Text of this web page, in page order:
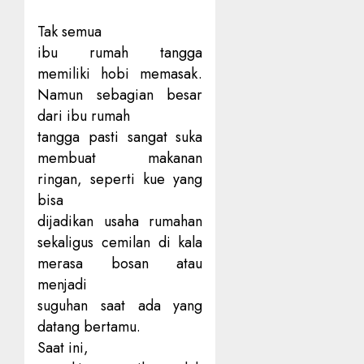
Tak semua
ibu rumah tangga
memiliki hobi memasak.
Namun sebagian besar
dari ibu rumah
tangga pasti sangat suka
membuat makanan
ringan, seperti kue yang
bisa
dijadikan usaha rumahan
sekaligus cemilan di kala
merasa bosan atau
menjadi
suguhan saat ada yang
datang bertamu.
Saat ini,